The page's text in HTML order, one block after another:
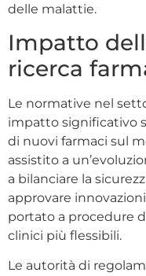
delle malattie.
Impatto
ricerca
Le normative nel
impatto significativo
di nuovi farmaci sul
assistito a
a bilanciare la
approvare
portato a procedure
clinici più flessibili.
Le autorità di